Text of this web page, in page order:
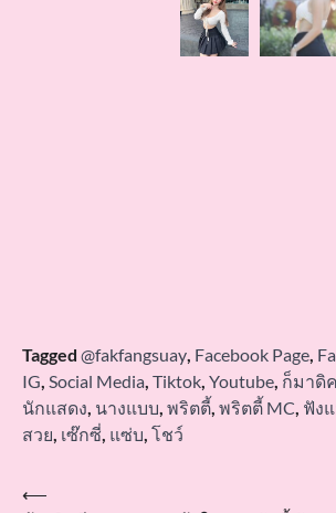
Tagged @fakfangsuay, Facebook Page,
IG, Social Media, Tiktok, Youtube, ก็มาดิ
นักแสดง, นางแบบ, พริตตี้, พริตตี้ MC, ฟัง
สวย, เซ๊กซี่, แซ่บ, โชว์
Post
⟵